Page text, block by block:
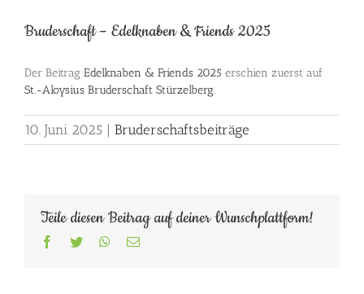
Bruderschaft – Edelknaben & Friends 2025
Der Beitrag Edelknaben & Friends 2025 erschien zuerst auf
St.-Aloysius Bruderschaft Stürzelberg.
10. Juni 2025 | Bruderschaftsbeiträge
Teile diesen Beitrag auf deiner Wunschplattform!
Facebook
Twitter WhatsApp
E-